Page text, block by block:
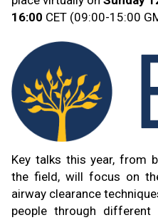
16:00 CET (09:00-15:00
Key talks this year, from
the field, will focus on
airway clearance
people through